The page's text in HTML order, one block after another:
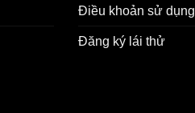
Điều khoản sử dụng
Đăng ký lái thử